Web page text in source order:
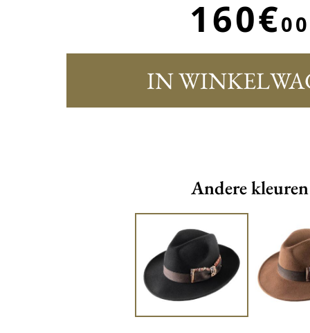
160€00
IN
Andere kleuren